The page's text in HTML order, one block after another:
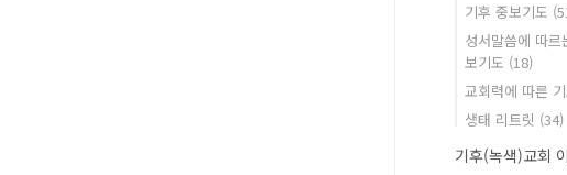
기후 중보기도
성서말씀에 따
보기도 (18)
교회력에 따른
생태 리트릿 (34)
기후(녹색)교회